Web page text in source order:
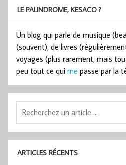
LE PALINDROME, KESACO ?
Un blog qui parle de musique
(souvent), de livres
voyages (plus rarement, mais
peu tout ce qui me passe par la
ARTICLES RÉCENTS